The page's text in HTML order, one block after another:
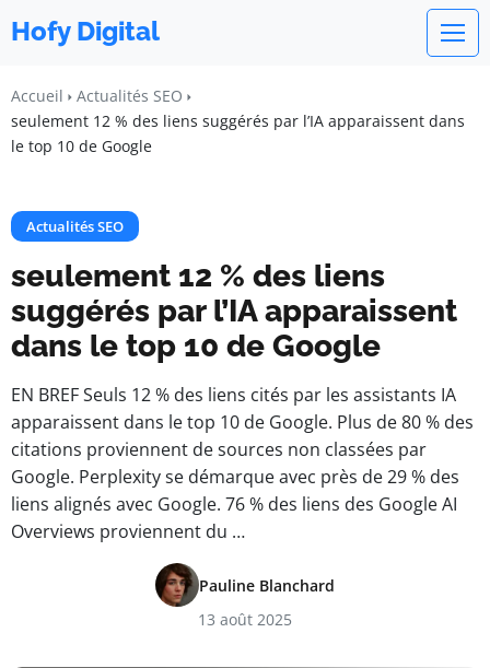
Hofy Digital
Accueil
Actualités SEO
seulement 12 % des liens suggérés par l’IA apparaissent dans
le top 10 de Google
Actualités SEO
seulement 12 % des liens
suggérés par l’IA apparaissent
dans le top 10 de Google
EN BREF Seuls 12 % des liens cités par les assistants IA
apparaissent dans le top 10 de Google. Plus de 80 % des
citations proviennent de sources non classées par
Google. Perplexity se démarque avec près de 29 % des
liens alignés avec Google. 76 % des liens des Google AI
Overviews proviennent du …
Pauline Blanchard
13 août 2025